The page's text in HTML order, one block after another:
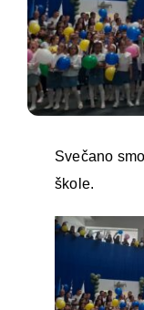
Svečano
škole.